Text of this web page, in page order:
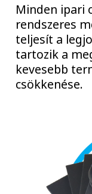
Minden ipari
rendszeres
teljesít a
tartozik a
kevesebb
csökkenése.